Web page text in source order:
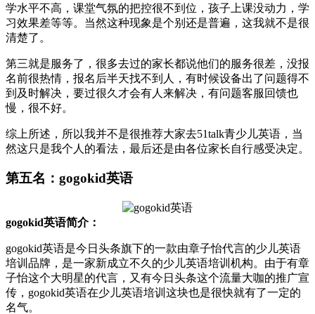
学水平不高，课堂气氛的把控很不到位，孩子上课没动力，学
习效果差等等。当然这种现象是个别还是普遍，这我就不是很
清楚了。
第三就是服务了，很多去过的家长都说他们的服务很差，没报
名前很热情，报名后半天找不到人，有时候设备出了问题得不
到及时解决，要过很久才会有人来解决，有问题客服回馈也
慢，很不好。
综上所述，所以我并不是很推荐大家去51talk青少儿英语，当
然这只是我个人的看法，最后还是由各位家长自行感受决定。
第五名：gogokid英语
gogokid英语简介：
gogokid英语是今日头条旗下的一款由章子怡代言的少儿英语
培训品牌，是一家新成立不久的少儿英语培训机构。由于有章
子怡这个大明星的代言，又有今日头条这个流量大咖的推广宣
传，gogokid英语在少儿英语培训这块也是很快就有了一定的
名气。